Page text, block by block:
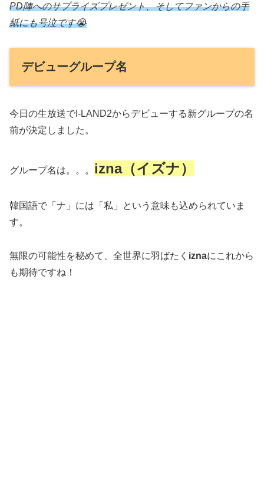
PD陣へのサプライズプレゼント、そしてファンからの手
紙にも号泣です😭
デビューグループ名
今日の生放送でI-LAND2からデビューする新グループの名
前が決定しました。
グループ名は。。。 izna（イズナ）
韓国語で「ナ」には「私」という意味も込められていま
す。
無限の可能性を秘めて、全世界に羽ばたく iznaにこれから
も期待ですね！